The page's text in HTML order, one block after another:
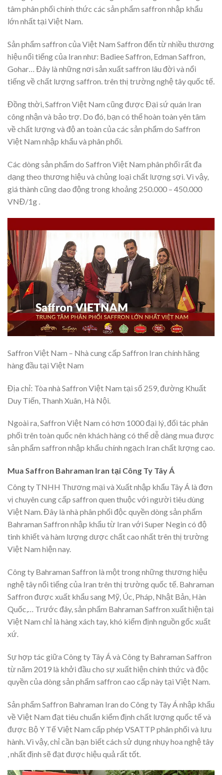
tâm phân phối chính thức các sản phẩm saffron nhập khẩu
lớn nhất tại Việt Nam.
Sản phẩm saffron của Việt Nam Saffron đến từ nhiều thương
hiệu nổi tiếng của Iran như: Badiee Saffron, Edman Saffron,
Gohar… Đây là những nơi sản xuất saffron lâu đời và nổi
tiếng về chất lượng saffron. trên thị trường nghệ tây quốc tế.
Đồng thời, Saffron Việt Nam cũng được Đại sứ quán Iran
công nhận và bảo trợ. Do đó, bạn có thể hoàn toàn yên tâm
về chất lượng và độ an toàn của các sản phẩm do Saffron
Việt Nam nhập khẩu và phân phối.
Các dòng sản phẩm do Saffron Việt Nam phân phối rất đa
dạng theo thương hiệu và chủng loại chất lượng sợi. Vì vậy,
giá thành cũng dao động trong khoảng 250.000 – 450.000
VNĐ/1g .
Saffron Việt Nam – Nhà cung cấp Saffron Iran chính hãng
hàng đầu tại Việt Nam
Địa chỉ: Tòa nhà Saffron Việt Nam tại số 259, đường Khuất
Duy Tiến, Thanh Xuân, Hà Nội.
Ngoài ra, Saffron Việt Nam có hơn 1000 đại lý, đối tác phân
phối trên toàn quốc nên khách hàng có thể dễ dàng mua được
sản phẩm saffron nhập khẩu chính ngạch Iran chất lượng cao.
Mua Saffron Bahraman Iran tại Công Ty Tây Á
Công ty TNHH Thương mại và Xuất nhập khẩu Tây Á là đơn
vị chuyên cung cấp saffron quen thuộc với người tiêu dùng
Việt Nam. Đây là nhà phân phối độc quyền dòng sản phẩm
Bahraman Saffron nhập khẩu từ Iran với Super Negin có độ
tinh khiết và hàm lượng dược chất cao nhất trên thị trường
Việt Nam hiện nay.
Công ty Bahraman Saffron là một trong những thương hiệu
nghệ tây nổi tiếng của Iran trên thị trường quốc tế. Bahraman
Saffron được xuất khẩu sang Mỹ, Úc, Pháp, Nhật Bản, Hàn
Quốc,… Trước đây, sản phẩm Bahraman Saffron xuất hiện tại
Việt Nam chỉ là hàng xách tay, khó kiểm định nguồn gốc xuất
xứ.
Sự hợp tác giữa Công ty Tây Á và Công ty Bahraman Saffron
từ năm 2019 là khởi đầu cho sự xuất hiện chính thức và độc
quyền của dòng sản phẩm saffron cao cấp này tại Việt Nam.
Sản phẩm Saffron Bahraman Iran do Công ty Tây Á nhập khẩu
về Việt Nam đạt tiêu chuẩn kiểm định chất lượng quốc tế và
được Bộ Y Tế Việt Nam cấp phép VSATTP phân phối và lưu
hành. Vì vậy, chỉ cần bạn biết cách sử dụng nhụy hoa nghệ tây
, nhất định sẽ đạt được hiệu quả rất tốt.